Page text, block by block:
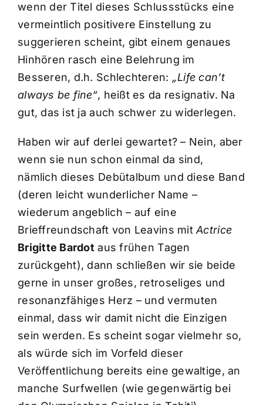
wenn der Titel dieses Schlussstücks eine
vermeintlich positivere Einstellung zu
suggerieren scheint, gibt einem genaues
Hinhören rasch eine Belehrung im
Besseren, d.h. Schlechteren: „Life can’t
always be fine“, heißt es da resignativ. Na
gut, das ist ja auch schwer zu widerlegen.
Haben wir auf derlei gewartet? – Nein, aber
wenn sie nun schon einmal da sind,
nämlich dieses Debütalbum und diese Band
(deren leicht wunderlicher Name –
wiederum angeblich – auf eine
Brieffreundschaft von Leavins mitActrice
Brigitte Bardot aus frühen Tagen
zurückgeht), dann schließen wir sie beide
gerne in unser großes, retroseliges und
resonanzfähiges Herz – und vermuten
einmal, dass wir damit nicht die Einzigen
sein werden. Es scheint sogar vielmehr so,
als würde sich im Vorfeld dieser
Veröffentlichung bereits eine gewaltige, an
manche Surfwellen (wie gegenwärtig bei